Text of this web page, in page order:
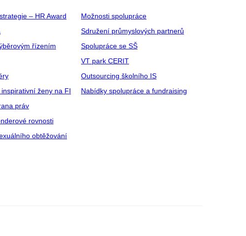
– HR Award
řízením
ženy na FI
práv
rovnosti
obtěžování
Možnosti spolupráce
Sdružení průmyslových partnerů
Spolupráce se SŠ
VT park CERIT
Outsourcing školního IS
Nabídky spolupráce a fundraising